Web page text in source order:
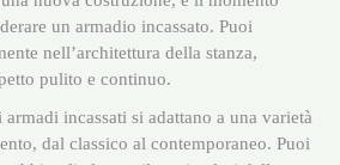
un armadio incassato. Puoi
nell’architettura della stanza,
pulito e continuo.
armadi incassati si adattano a una varietà
dal classico al contemporaneo. Puoi